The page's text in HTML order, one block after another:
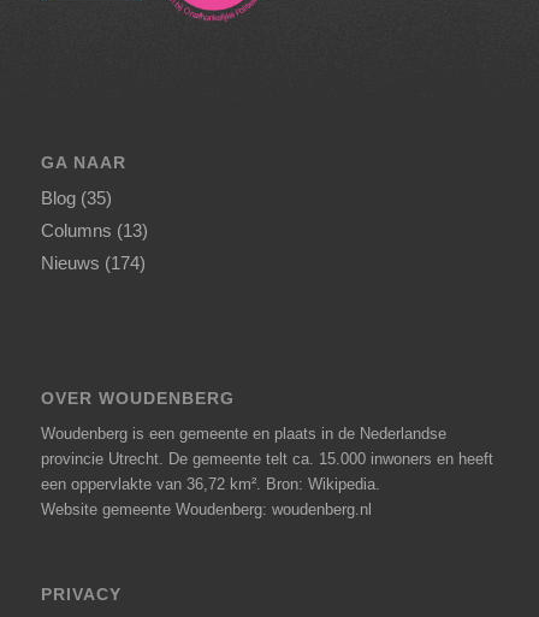
GA NAAR
Blog(35)
Columns (13)
Nieuws (174)
OVER WOUDENBERG
Woudenberg is een gemeente en plaats in de Nederlandse
provincie Utrecht. De gemeente telt ca. 15.000 inwoners en heeft
een oppervlakte van 36,72 km². Bron: Wikipedia.
Website gemeente Woudenberg: woudenberg.nl
PRIVACY